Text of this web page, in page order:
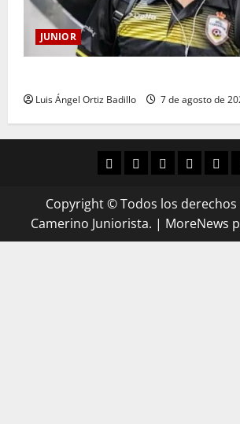
JUNIOR
Luis Ángel Ortiz Badillo 7 de agosto de
Copyright © Todos los
Camerino Juniorista. | MoreNews